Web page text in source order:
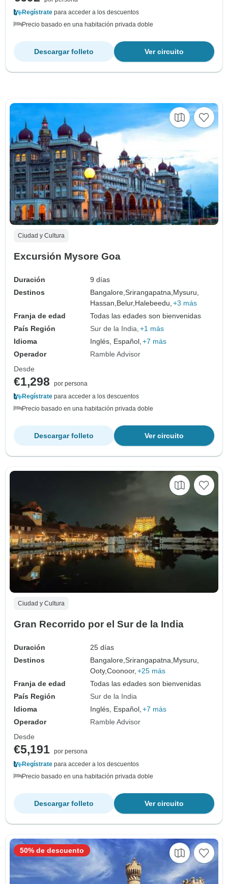
Regístrate para acceder a los descuentos
Precio basado en una habitación privada doble
Ver circuito
Descargar folleto
Ciudad y Cultura
Excursión Mysore Goa
Duración
9 días
Destinos
Bangalore,Srirangapatna, Mysuru,
Hassan, Belur, Halebeedu, +3 más
Franja de edad
Todas las edades son bienvenidas
País Región
Sur de la India +1 más
Idioma
Inglés, Español, +7 más
Operador
Ramble Advisor
Desde
€1,298
por persona
Regístrate para acceder a los descuentos
Precio basado en una habitación privada doble
Ver circuito
Descargar folleto
Ciudad y Cultura
Gran Recorrido por el Sur de la India
Duración
25 días
Destinos
Bangalore,Srirangapatna, Mysuru,
Ooty,Coonoor, +25 más
Franja de edad
Todas las edades son bienvenidas
País Región
Sur de la India
Idioma
Inglés, Español, +7 más
Operador
Ramble Advisor
Desde
€5,191 por persona
Regístrate para acceder a los descuentos
Precio basado en una habitación privada doble
Ver circuito
Descargar folleto
50% de descuento